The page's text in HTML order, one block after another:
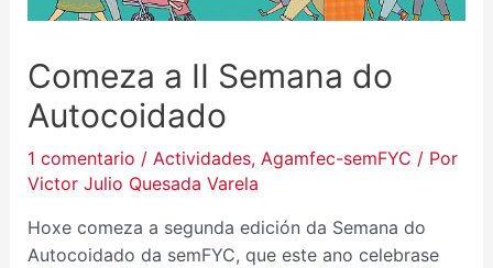
Comeza a II Semana do
Autocoidado
1 comentario / Actividades, Agamfec-semFYC / Por
Victor Julio Quesada Varela
Hoxe comeza a segunda edición da Semana do
Autocoidado da semFYC, que este ano celebrase